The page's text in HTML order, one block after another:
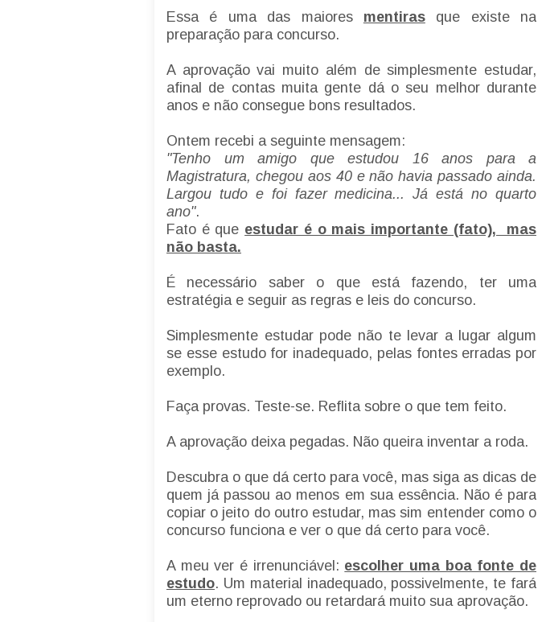
Essa é uma das maiores mentirasque existe na
preparação para concurso.
A aprovação vai muito além de simplesmente estudar,
afinal de contas muita gente dá o seu melhor durante
anos e não consegue bons resultados.
Ontem recebi a seguinte mensagem:
"Tenho um amigo que estudou 16 anos para a
Magistratura, chegou aos 40 e não havia passado ainda.
Largou tudo e foi fazer medicina... Já está no quarto
ano".
Fato é que estudar é o mais importante (fato), mas
não basta.
É necessário saber o que está fazendo, ter uma
estratégia e seguir as regras e leis do concurso.
Simplesmente estudar pode não te levar a lugar algum
se esse estudo for inadequado, pelas fontes erradas por
exemplo.
Faça provas. Teste-se. Reflita sobre o que tem feito.
A aprovação deixa pegadas. Não queira inventar a roda.
Descubra o que dá certo para você, mas siga as dicas de
quem já passou ao menos em sua essência. Não é para
copiar o jeito do outro estudar, mas sim entender como o
concurso funciona e ver o que dá certo para você.
A meu ver é irrenunciável: escolher uma boa fonte de
estudo. Um material inadequado, possivelmente, te fará
um eterno reprovado ou retardará muito sua aprovação.